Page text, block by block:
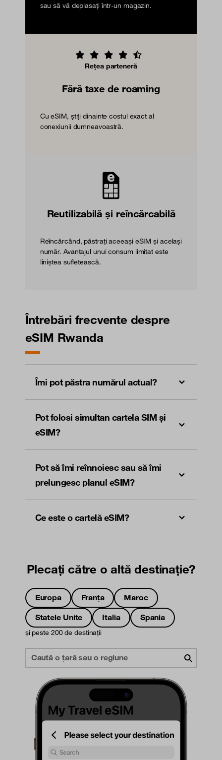
sau să vă deplasați într-un magazin.
Rețea parteneră
Fără taxe de roaming
Cu eSIM, știți dinainte costul exact al
conexiunii dumneavoastră.
Reutilizabilă și reîncărcabilă
Reîncărcând, păstrați aceeași eSIM și același
număr. Avantajul unui consum limitat este
liniștea sufletească.
Întrebări frecvente despre
eSIM Rwanda
Îmi pot păstra numărul actual?
Pot folosi simultan cartela SIM și
eSIM?
Pot să îmi reînnoiesc sau să îmi
prelungesc planul eSIM?
Ce este o cartelă eSIM?
Plecați către o altă destinație?
Europa Franța
Maroc
Statele Unite
Italia Spania
și peste 200 de destinații